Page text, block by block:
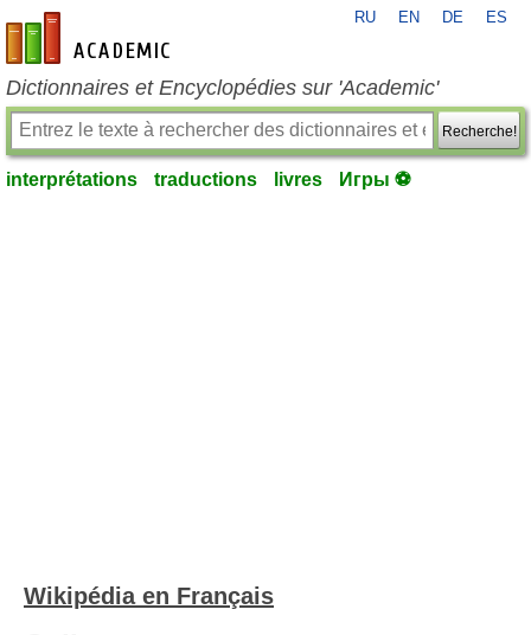
fr-academic.com
RU EN DE ES
Dictionnaires et Encyclopédies sur 'Academic'
Recherche!
interprétations traductions livres Игры ⚽
Wikipédia en Français